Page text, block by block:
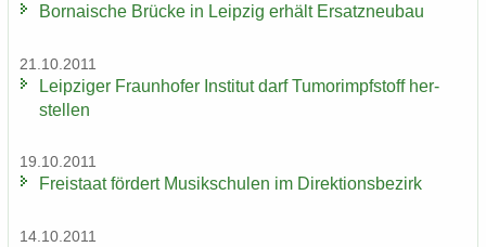
Bor­na­i­sche Brü­cke in Leip­zig er­hält Er­satz­neu­bau
21.10.2011
Leip­zi­ger Fraun­ho­fer In­sti­tut darf Tu­mor­impf­stoff her­
stel­len
19.10.2011
Frei­staat för­dert Mu­sik­schu­len im Di­rek­ti­ons­be­zirk
14.10.2011